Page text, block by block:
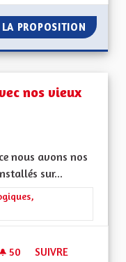
PROPOSITION
nos vieux
nous avons nos
sur...
Les transitions
50 50 ABONNÉS
SUIVRE